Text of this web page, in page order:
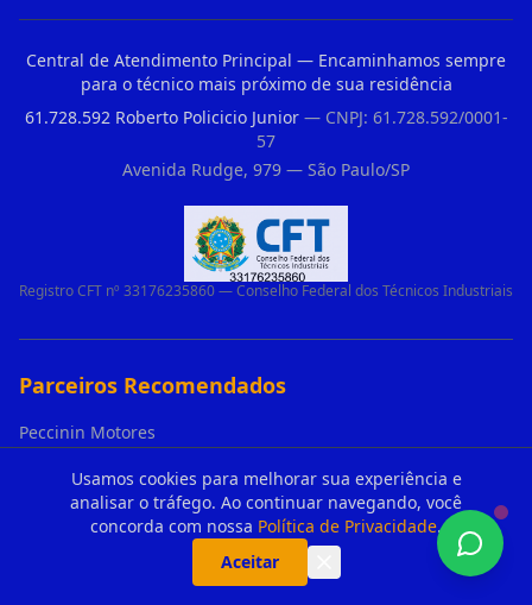
Usamos cookies para melhorar sua experiência e
analisar o tráfego. Ao continuar navegando, você
concorda com nossa Política de Privacidade.
Aceitar
Central de Atendimento Principal — Encaminhamos sempre
para o técnico mais próximo de sua residência
61.728.592 Roberto Policicio Junior— CNPJ: 61.728.592/0001-
57
Avenida Rudge, 979 — São Paulo/SP
Registro CFT nº 33176235860 — Conselho Federal dos Técnicos Industriais
Parceiros Recomendados
Peccinin Motores
Motor Para Portao Ppa Vila Missionaria
Loja De Motor De Portao Ppa Vila Andrade
Duvidas De Clientes Sobre Portao Automatico E Motor De Portao Motor Para Portao De Ferro